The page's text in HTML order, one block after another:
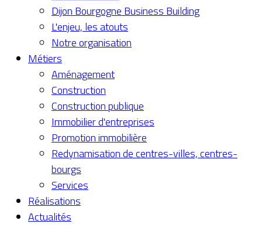
Dijon Bourgogne Business Building
L'enjeu, les atouts
Notre organisation
Métiers
Aménagement
Construction
Construction publique
Immobilier d'entreprises
Promotion immobilière
Redynamisation de centres-villes, centres-
bourgs
Services
Réalisations
Actualités